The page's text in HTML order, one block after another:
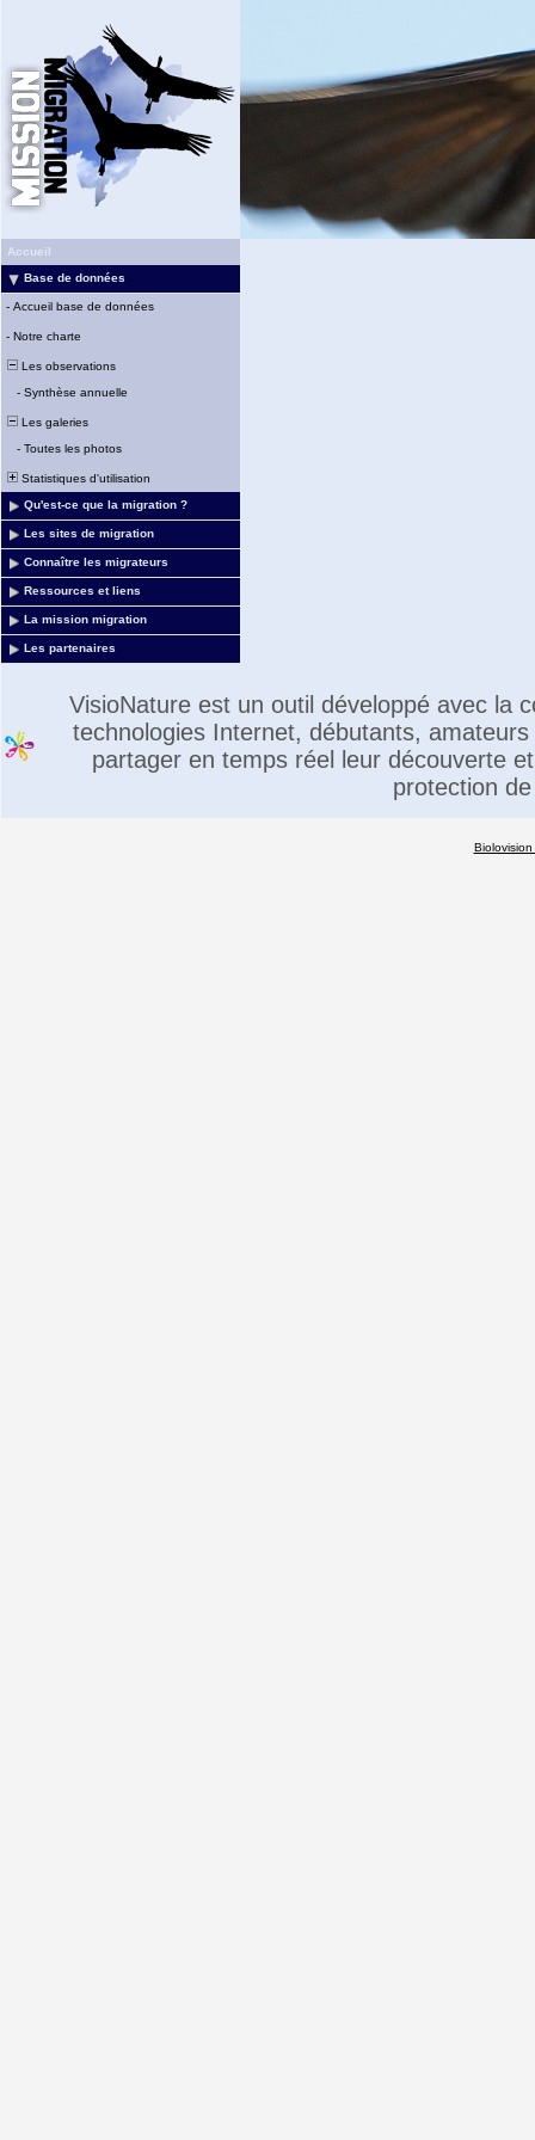
Accueil
Base de données
- Accueil base de données
- Notre charte
Les observations
- Synthèse annuelle
Les galeries
- Toutes les photos
Statistiques d'utilisation
Qu'est-ce que la migration ?
Les sites de migration
Connaître les migrateurs
Ressources et liens
La mission migration
Les partenaires
VisioNature est un outil développé avec la
technologies Internet, débutants,
partager en temps réel leur découverte
protection
Biolovision